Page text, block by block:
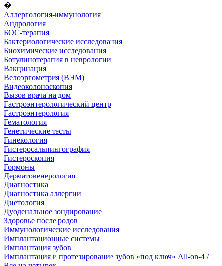
�
Аллергология-иммунология
Андрология
БОС-терапия
Бактериологические исследования
Биохимические исследования
Ботулинотерапия в неврологии
Вакцинация
Велоэргометрия (ВЭМ)
Видеоколоноскопия
Вызов врача на дом
Гастроэнтерологический центр
Гастроэнтерология
Гематология
Генетические тесты
Гинекология
Гистеросальпингография
Гистероскопия
Гормоны
Дерматовенерология
Диагностика
Диагностика аллергии
Диетология
Дуоденальное зондирование
Здоровье после родов
Иммунологические исследования
Имплантационные системы
Имплантация зубов
Имплантация и протезирование зубов «под ключ» All-on-4 /